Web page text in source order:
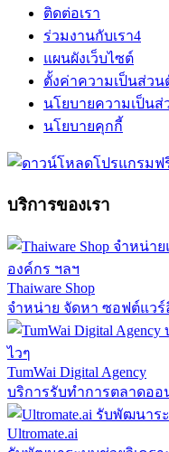
ติดต่อเรา
ร่วมงานกับเรา4
แผนผังเว็บไซต์
ตั้งค่าความเป็นส่วน
นโยบายความเป็นส่
นโยบายคุกกี้
บริการของเรา
Thaiware Shop
จำหน่าย จัดหา ซอฟต์แว
TumWai Digital Agency
บริการรับทำการตลาดออ
Ultromate.ai